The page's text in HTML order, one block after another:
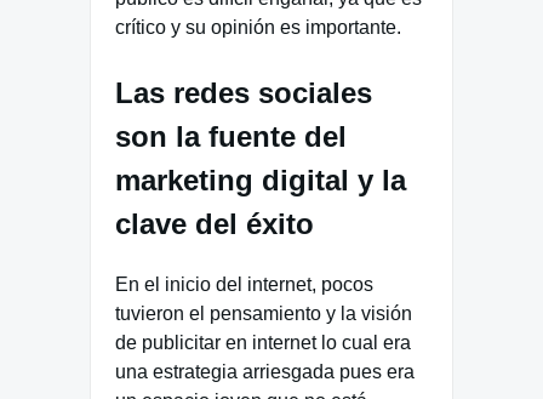
crítico y su opinión es importante.
Las redes sociales
son la fuente del
marketing digital y la
clave del éxito
En el inicio del internet, pocos
tuvieron el pensamiento y la visión
de publicitar en internet lo cual era
una estrategia arriesgada pues era